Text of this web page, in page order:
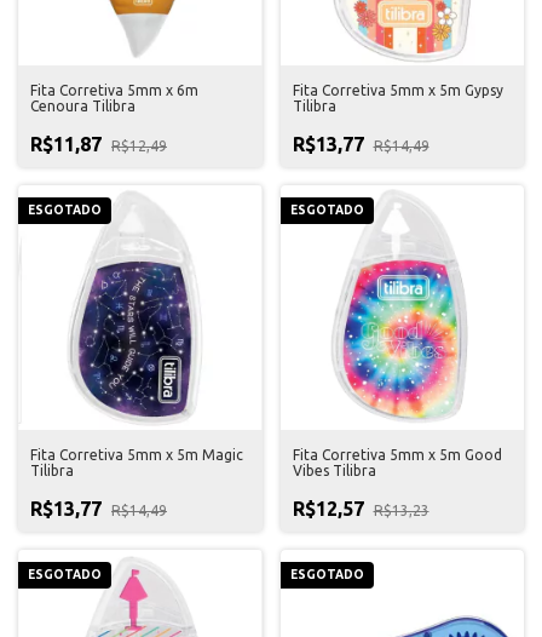
Fita Corretiva 5mm x 6m
Cenoura Tilibra
R$11,87 R$12,49
Fita Corretiva 5mm x 5m Gypsy
Tilibra
R$13,77 R$14,49
ESGOTADO
Fita Corretiva 5mm x 5m Magic
Tilibra
R$13,77 R$14,49
ESGOTADO
Fita Corretiva 5mm x 5m Good
Vibes Tilibra
R$12,57 R$13,23
ESGOTADO ESGOTADO